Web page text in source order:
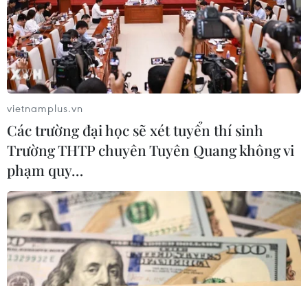
vietnamplus.vn
Các trường đại học sẽ xét tuyển thí sinh
Trường THTP chuyên Tuyên Quang không vi
phạm quy…